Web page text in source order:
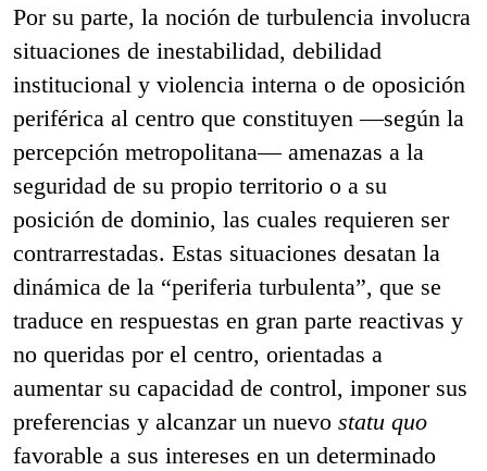
Por su parte, la noción de turbulencia involucra
situaciones de inestabilidad, debilidad
institucional y violencia interna o de oposición
periférica al centro que constituyen —según la
percepción metropolitana— amenazas a la
seguridad de su propio territorio o a su
posición de dominio, las cuales requieren ser
contrarrestadas. Estas situaciones desatan la
dinámica de la “periferia turbulenta”, que se
traduce en respuestas en gran parte reactivas y
no queridas por el centro, orientadas a
aumentar su capacidad de control, imponer sus
preferencias y alcanzar un nuevo statu quo
favorable a sus intereses en un determinado